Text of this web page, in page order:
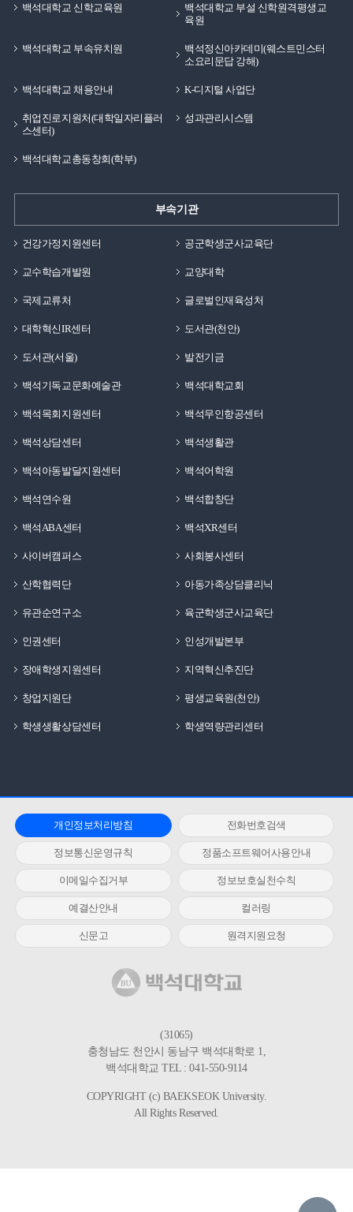
백석대학교 신학교육원
백석대학교 부설 신학원격평생교
육원
백석대학교 부속유치원
백석정신아카데미(웨스트민스터
소요리문답 강해)
백석대학교 채용안내 K-디지털 사업단
취업진로지원처(대학일자리플러
스센터)
성과관리시스템
백석대학교총동창회(학부)
부속기관
건강가정지원센터 공군학생군사교육단
교수학습개발원 교양대학
국제교류처 글로벌인재육성처
대학혁신IR센터 도서관(천안)
도서관(서울) 발전기금
백석기독교문화예술관 백석대학교회
백석목회지원센터 백석무인항공센터
백석상담센터 백석생활관
백석아동발달지원센터 백석어학원
백석연수원 백석합창단
백석ABA센터 백석XR센터
사이버캠퍼스 사회봉사센터
산학협력단 아동가족상담클리닉
유관순연구소 육군학생군사교육단
인권센터 인성개발본부
장애학생지원센터 지역혁신추진단
창업지원단 평생교육원(천안)
학생생활상담센터 학생역량관리센터
개인정보처리방침 전화번호검색
정보통신운영규칙 정품소프트웨어사용안내
이메일수집거부 정보보호실천수칙
예결산안내 컬러링
신문고 원격지원요청
(31065)
충청남도 천안시 동남구 백석대학로 1,
백석대학교 TEL : 041-550-9114
COPYRIGHT (c) BAEKSEOK University.
All Rights Reserved.